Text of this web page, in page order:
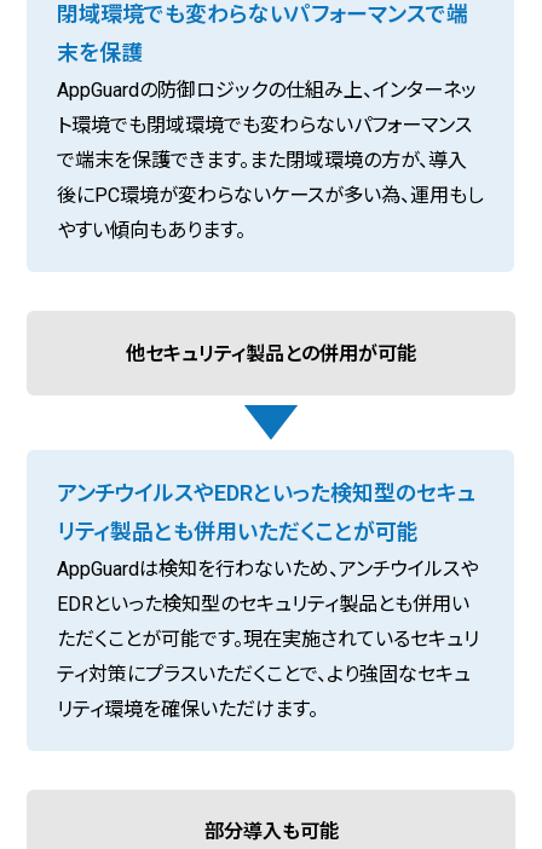
閉域環境でも変わらないパフォーマンスで端
末を保護
AppGuardの防御ロジックの仕組み上、インターネッ
ト環境でも閉域環境でも変わらないパフォーマンス
で端末を保護できます。また閉域環境の方が、導入
後にPC環境が変わらないケースが多い為、運用もし
やすい傾向もあります。
他セキュリティ製品との併用が可能
アンチウイルスやEDRといった検知型のセキュ
リティ製品とも併用いただくことが可能
AppGuardは検知を行わないため、アンチウイルスや
EDRといった検知型のセキュリティ製品とも併用い
ただくことが可能です。現在実施されているセキュリ
ティ対策にプラスいただくことで、より強固なセキュ
リティ環境を確保いただけます。
部分導入も可能